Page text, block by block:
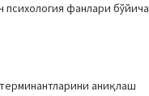
фанлари бўйича
аниқлаш